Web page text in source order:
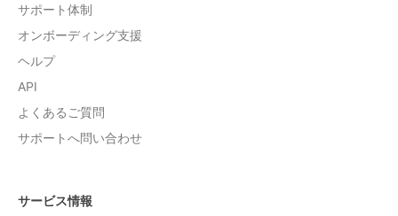
サポート体制
オンボーディング支援
ヘルプ
API
よくあるご質問
サポートへ問い合わせ
サービス情報